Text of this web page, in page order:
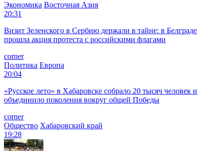
Экономика Восточная Азия
20:31
Визит Зеленского в Сербию держали в тайне: в Белграде
прошла акция протеста с российскими флагами
corner
Политика Европа
20:04
«Русское лето» в Хабаровске собрало 20 тысяч человек и
объединило поколения вокруг общей Победы
corner
Общество Хабаровский край
19:28